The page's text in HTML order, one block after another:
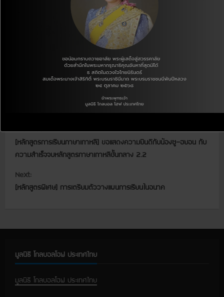
[ชุมชนและสังคม] โครงการ
สนับสนุนเงินบริจาคเพื่อเด็ก
Children Donation Program:
o
n
t
n
u
Previous:
[หลักสูตรการเรียนภาษาเกาหลี] ขอแสดงความยินดีกับน้องซู-ฮยอน กับ
ความสำเร็จจบหลักสูตรภาษาเกาหลีชั้นกลาง 2.2
Next:
[หลักสูตรพิเศษ] การเตรียมตัววางแผนการเรียนในอนาค
มูลนิธิ โกลบอลโฮฟ ประเทศไทย
มูลนิธิ โกลบอลโฮฟ ประเทศไทย